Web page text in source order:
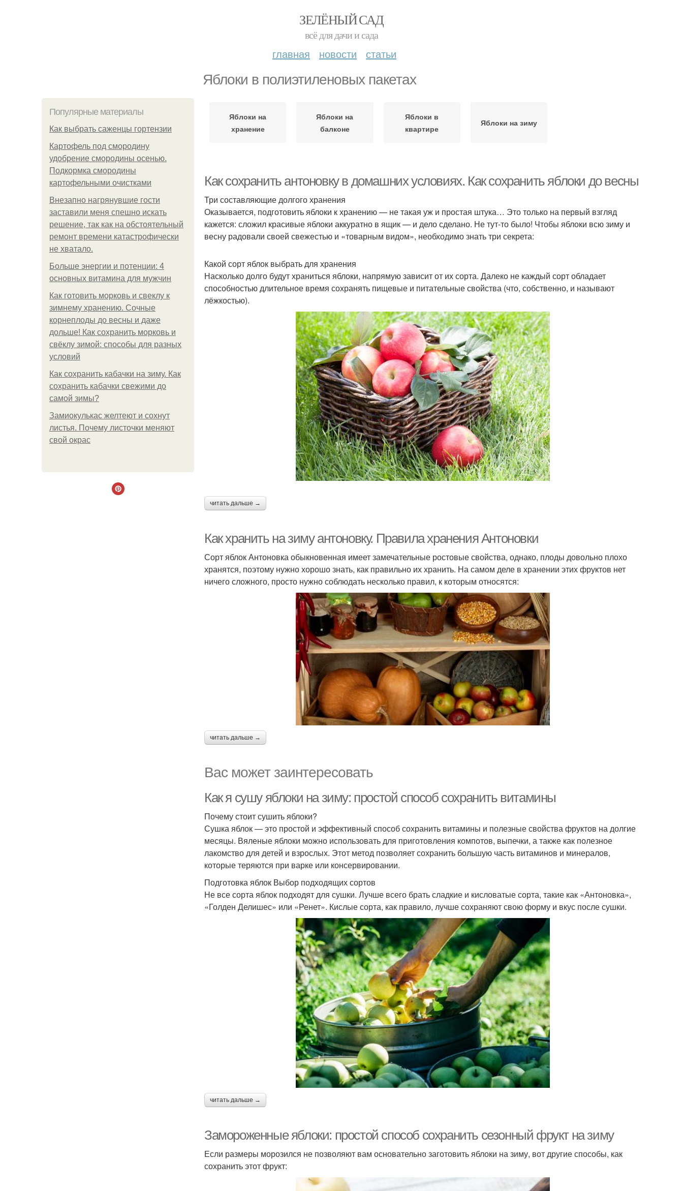
ЗЕЛЁНЫЙ САД
всё для дачи и сада
главная новости статьи
Яблоки в полиэтиленовых пакетах
Популярные материалы
Как выбрать саженцы гортензии
Картофель под смородину
удобрение смородины осенью.
Подкормка смородины
картофельными очистками
Внезапно нагрянувшие гости
заставили меня спешно искать
решение, так как на обстоятельный
ремонт времени катастрофически
не хватало.
Больше энергии и потенции: 4
основных витамина для мужчин
Как готовить морковь и свеклу к
зимнему хранению. Сочные
корнеплоды до весны и даже
дольше! Как сохранить морковь и
свёклу зимой: способы для разных
условий
Как сохранить кабачки на зиму. Как
сохранить кабачки свежими до
самой зимы?
Замиокулькас желтеют и сохнут
листья. Почему листочки меняют
свой окрас
Яблоки на
хранение
Яблоки на
балконе
Яблоки в
квартире
Яблоки на зиму
Как сохранить антоновку в домашних условиях. Как сохранить яблоки до весны
Три составляющие долгого хранения
Оказывается, подготовить яблоки к хранению — не такая уж и простая штука… Это только на первый взгляд
кажется: сложил красивые яблоки аккуратно в ящик — и дело сделано. Не тут-то было! Чтобы яблоки всю зиму и
весну радовали своей свежестью и «товарным видом», необходимо знать три секрета:
Какой сорт яблок выбрать для хранения
Насколько долго будут храниться яблоки, напрямую зависит от их сорта. Далеко не каждый сорт обладает
способностью длительное время сохранять пищевые и питательные свойства (что, собственно, и называют
лёжкостью).
читать дальше →
Как хранить на зиму антоновку. Правила хранения Антоновки
Сорт яблок Антоновка обыкновенная имеет замечательные ростовые свойства, однако, плоды довольно плохо
хранятся, поэтому нужно хорошо знать, как правильно их хранить. На самом деле в хранении этих фруктов нет
ничего сложного, просто нужно соблюдать несколько правил, к которым относятся:
читать дальше →
Вас может заинтересовать
Как я сушу яблоки на зиму: простой способ сохранить витамины
Почему стоит сушить яблоки?
Сушка яблок — это простой и эффективный способ сохранить витамины и полезные свойства фруктов на долгие
месяцы. Вяленые яблоки можно использовать для приготовления компотов, выпечки, а также как полезное
лакомство для детей и взрослых. Этот метод позволяет сохранить большую часть витаминов и минералов,
которые теряются при варке или консервировании.
Подготовка яблок Выбор подходящих сортов
Не все сорта яблок подходят для сушки. Лучше всего брать сладкие и кисловатые сорта, такие как «Антоновка»,
«Голден Делишес» или «Ренет». Кислые сорта, как правило, лучше сохраняют свою форму и вкус после сушки.
читать дальше →
Замороженные яблоки: простой способ сохранить сезонный фрукт на зиму
Если размеры морозился не позволяют вам основательно заготовить яблоки на зиму, вот другие способы, как
сохранить этот фрукт: